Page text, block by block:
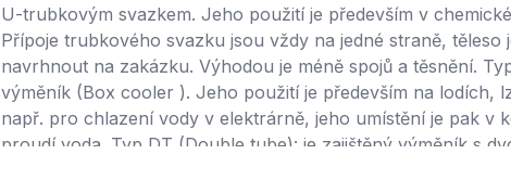
U-trubkovým svazkem. Jeho použití je především v
Přípoje trubkového svazku jsou vždy na jedné straně, těleso
navrhnout na zakázku. Výhodou je méně spojů a těsnění.
výměník (Box cooler ). Jeho použití je především na lodích,
např. pro chlazení vody v elektrárně, jeho umístění je pak v
proudí voda. Typ DT (Double tube): je zajištěný výměník s